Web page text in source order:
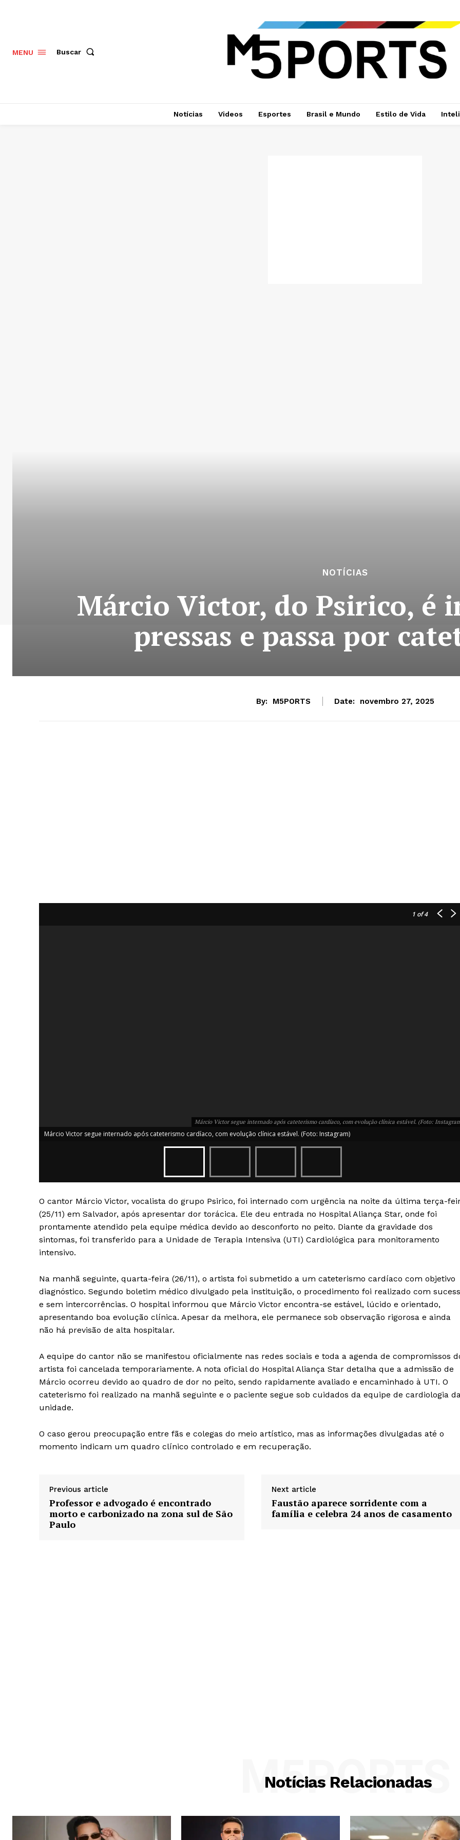
SAIBA MAIS
Sobre Nós
Anuncie
Contato
Termos de Serviços
MENU Buscar
Notícias Videos Esportes Brasil e Mundo Estilo de Vida
NOTÍCIAS
Márcio Victor, do Psirico, é
pressas e passa por
By: M5PORTS Date: novembro 27, 2025
1 of 4
Márcio Victor segue internado após cateterismo cardíaco, com evolução clínica estável. (Foto:
Márcio Victor segue internado após cateterismo cardíaco, com evolução clínica estável. (Foto: Instagram)
O cantor Márcio Victor, vocalista do grupo Psirico, foi internado com urgência na noite da última terça-
(25/11) em Salvador, após apresentar dor torácica. Ele deu entrada no Hospital Aliança Star, onde foi
prontamente atendido pela equipe médica devido ao desconforto no peito. Diante da gravidade dos
sintomas, foi transferido para a Unidade de Terapia Intensiva (UTI) Cardiológica para monitoramento
intensivo.
Na manhã seguinte, quarta-feira (26/11), o artista foi submetido a um cateterismo cardíaco com objetivo
diagnóstico. Segundo boletim médico divulgado pela instituição, o procedimento foi realizado com
e sem intercorrências. O hospital informou que Márcio Victor encontra-se estável, lúcido e orientado,
apresentando boa evolução clínica. Apesar da melhora, ele permanece sob observação rigorosa e ainda
não há previsão de alta hospitalar.
A equipe do cantor não se manifestou oficialmente nas redes sociais e toda a agenda de compromissos
artista foi cancelada temporariamente. A nota oficial do Hospital Aliança Star detalha que a admissão de
Márcio ocorreu devido ao quadro de dor no peito, sendo rapidamente avaliado e encaminhado à UTI. O
cateterismo foi realizado na manhã seguinte e o paciente segue sob cuidados da equipe de cardiologia
unidade.
O caso gerou preocupação entre fãs e colegas do meio artístico, mas as informações divulgadas até o
momento indicam um quadro clínico controlado e em recuperação.
Previous article
Professor e advogado é encontrado
morto e carbonizado na zona sul de São
Paulo
Next article
Faustão aparece sorridente com a
família e celebra 24 anos de casamento
Notícias Relacionadas
M5PORTS